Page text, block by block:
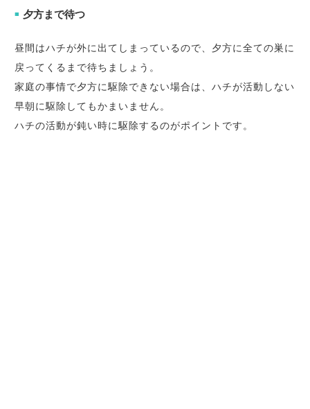
■ 夕方まで待つ
昼間はハチが外に出てしまっているので、夕方に全ての巣に
戻ってくるまで待ちましょう。
家庭の事情で夕方に駆除できない場合は、ハチが活動しない
早朝に駆除してもかまいません。
ハチの活動が鈍い時に駆除するのがポイントです。